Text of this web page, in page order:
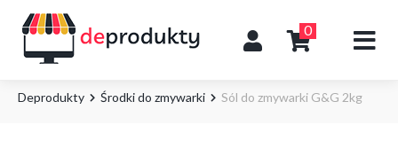
0
Deprodukty Środki do zmywarki Sól do zmywarki G&G 2kg